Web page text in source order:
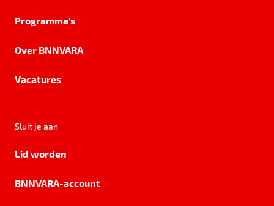
Programma's
Over BNNVARA
Vacatures
Sluit je aan
Lid worden
BNNVARA-account